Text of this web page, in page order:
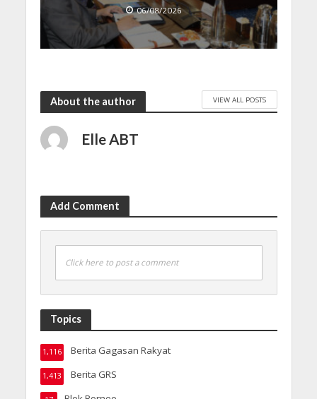
06/08/2026
About the author VIEW ALL POSTS
Elle ABT
Add Comment
Click here to post a comment
Topics
Berita Gagasan Rakyat
1,116
Berita GRS
1,413